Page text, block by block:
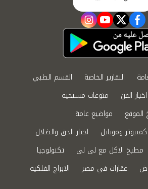
facebook
twitter
youtube
instagram
التقارير الخاصة
القسم الطبي
اخبار الفن
منوعات مسيحية
مواضيع عامة
كمبيوتر وموبايل
اخبار الحق والضلال
مطبخ الاكل مع لى لى
تكنولوجيا
عقارات في مصر
الابراج الفلكية